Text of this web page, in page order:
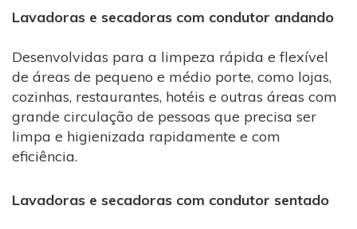
Lavadoras e secadoras com condutor andando
Desenvolvidas para a limpeza rápida e flexível
de áreas de pequeno e médio porte, como lojas,
cozinhas, restaurantes, hotéis e outras áreas com
grande circulação de pessoas que precisa ser
limpa e higienizada rapidamente e com
eficiência.
Lavadoras e secadoras com condutor sentado